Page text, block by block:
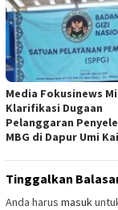
Media Fokusinews
Klarifikasi Dugaan
Pelanggaran
MBG di Dapur Umi
Tinggalkan
Anda harus masuk